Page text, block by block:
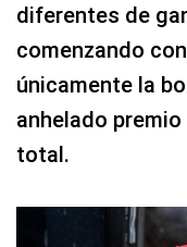
diferentes de
comenzando
únicamente la
anhelado
total.